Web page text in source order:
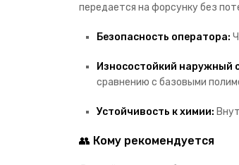
передается на форсунку без
Безопасность оператора:
Износостойкий наружный
сравнению с базовыми
Устойчивость к химии:
👥 Кому рекомендуется